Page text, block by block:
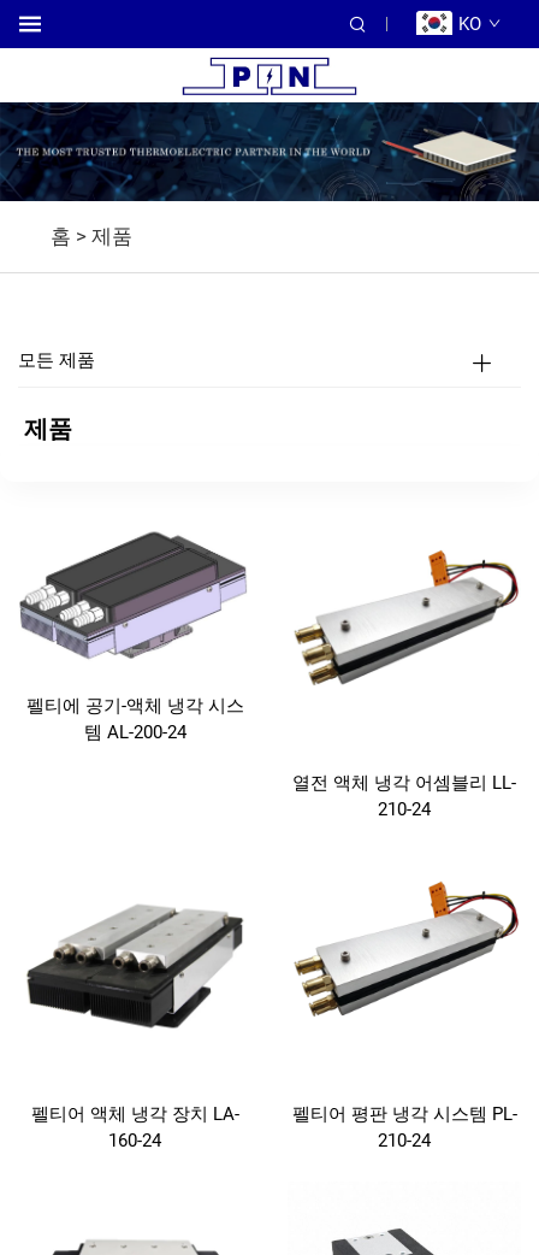
KO
홈 > 제품
모든 제품
제품
펠티에 공기-액체 냉각 시스
템 AL-200-24
열전 액체 냉각 어셈블리 LL-
210-24
펠티어 액체 냉각 장치 LA-
160-24
펠티어 평판 냉각 시스템 PL-
210-24